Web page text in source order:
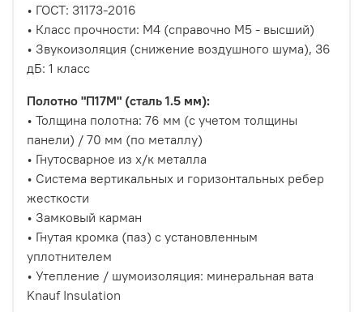
• ГОСТ: 31173-2016
• Класс прочности: М4 (справочно М5 - высший)
• Звукоизоляция (снижение воздушного шума), 36
дБ: 1 класс
Полотно "П17М" (сталь 1.5 мм):
• Толщина полотна: 76 мм (с учетом толщины
панели) / 70 мм (по металлу)
• Гнутосварное из х/к металла
• Система вертикальных и горизонтальных ребер
жесткости
• Замковый карман
• Гнутая кромка (паз) с установленным
уплотнителем
• Утепление / шумоизоляция: минеральная вата
Knauf Insulation